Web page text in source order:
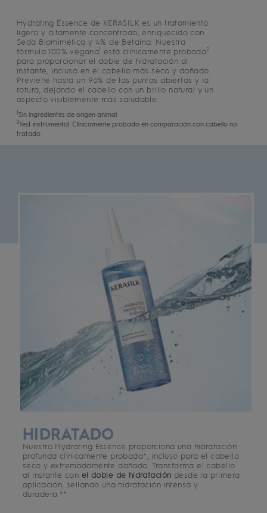
Hydrating Essence de KERASILK es un tratamiento
ligero y altamente concentrado, enriquecido con
Seda Biomimética y 4% de Betaína. Nuestra
fórmula 100% vegana1 está clínicamente probada2
para proporcionar el doble de hidratación al
instante, incluso en el cabello más seco y dañado.
Previene hasta un 96% de las puntas abiertas y la
rotura, dejando el cabello con un brillo natural y un
aspecto visiblemente más saludable.
1 Sin ingredientes de origen animal
2Test instrumental. Clínicamente probado en comparación con cabello no
tratado
HIDRATADO
Nuestro Hydrating Essence proporciona una hidratación
profunda clínicamente probada*, incluso para el cabello
seco y extremadamente dañado. Transforma el cabello
al instante con el doble de hidratación desde la primera
aplicación, sellando una hidratación intensa y
duradera.**